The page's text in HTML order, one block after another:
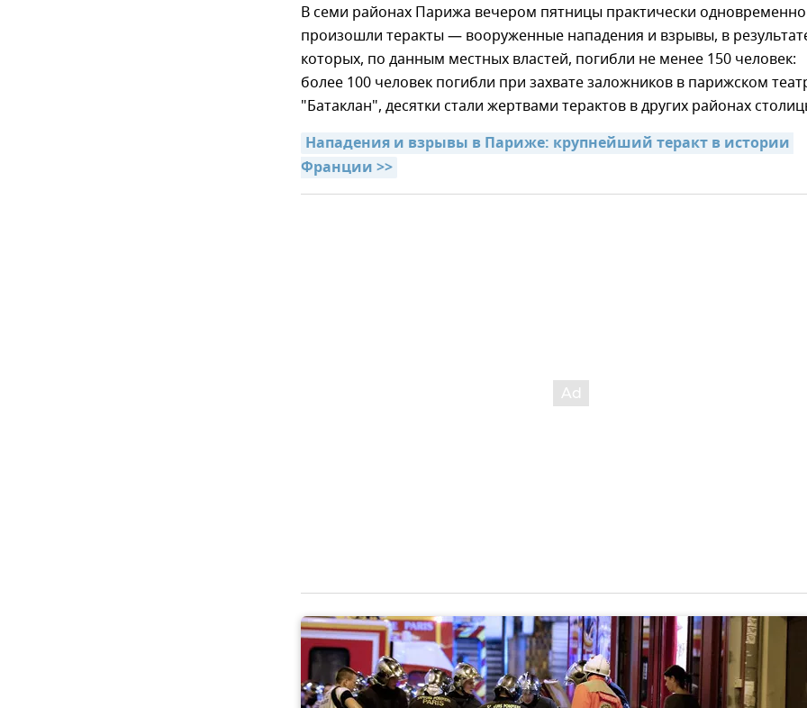
В семи районах Парижа вечером пятницы практически одновременно
произошли теракты — вооруженные нападения и взрывы, в
которых, по данным местных властей, погибли не менее 150 человек:
более 100 человек погибли при захвате заложников в парижском
"Батаклан", десятки стали жертвами терактов в других районах
Нападения и взрывы в Париже: крупнейший теракт в истории
Франции >>